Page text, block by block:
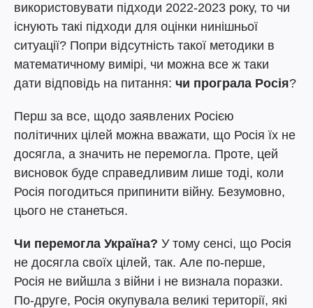
використовувати підходи 2022-2023 року, то чи
існують такі підходи для оцінки нинішньої
ситуації? Попри відсутність такої методики в
математичному вимірі, чи можна все ж таки
дати відповідь на питання: чи програла Росія?
Перш за все, щодо заявлених Росією
політичних цілей можна вважати, що Росія їх не
досягла, а значить не перемогла. Проте, цей
висновок буде справедливим лише тоді, коли
Росія погодиться припинити війну. Безумовно,
цього не станеться.
Чи перемогла Україна? У тому сенсі, що Росія
не досягла своїх цілей, так. Але по-перше,
Росія не вийшла з війни і не визнала поразки.
По-друге, Росія окупувала великі території, які